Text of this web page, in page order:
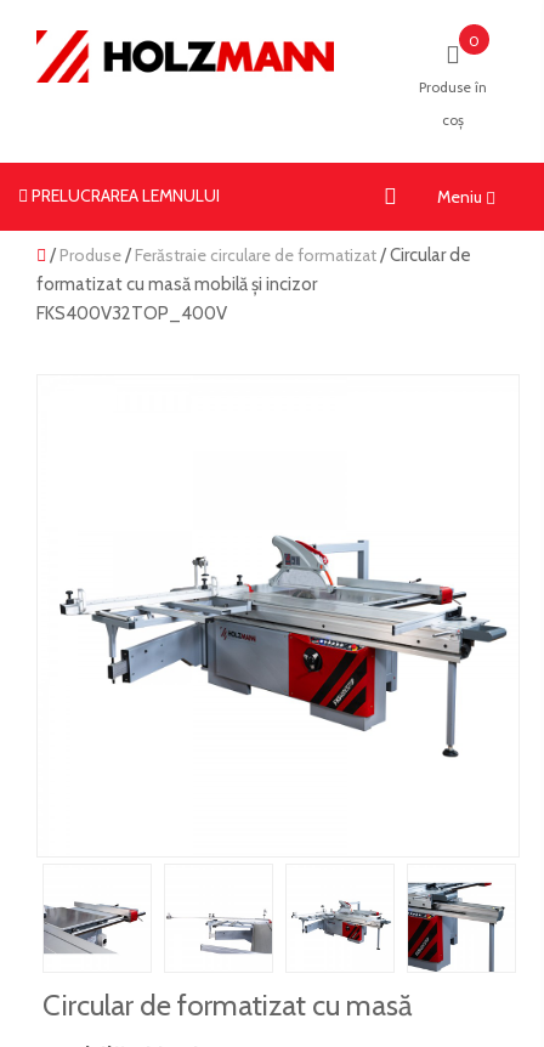
0
Produse în
coș
PRELUCRAREA LEMNULUI Meniu Toggle
/ Produse/ Ferăstraie circulare de formatizat/ Circular de
formatizat cu masă mobilă și incizor
FKS400V32TOP_400V
Circular de formatizat cu masă